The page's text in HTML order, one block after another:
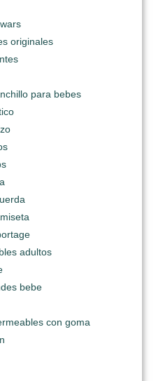
originales
para bebes
adultos
bebe
con goma